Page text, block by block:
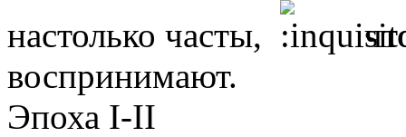
настолько часты,
воспринимают.
Эпоха I-II